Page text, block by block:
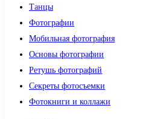
Танцы
Фотографии
Мобильная фотография
Основы фотографии
Ретушь фотографий
Секреты фотосъемки
Фотокниги и коллажи